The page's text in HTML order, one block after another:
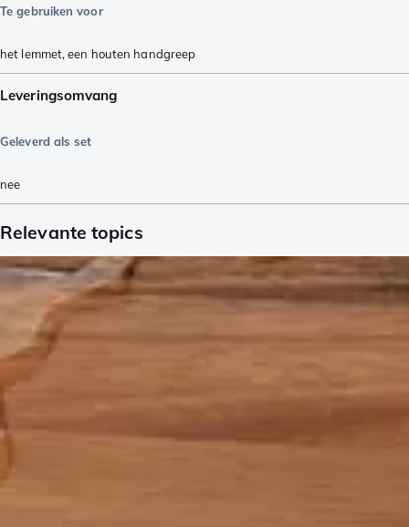
Te gebruiken voor
het lemmet,een houten handgreep
Leveringsomvang
Geleverd als set
nee
Relevante topics